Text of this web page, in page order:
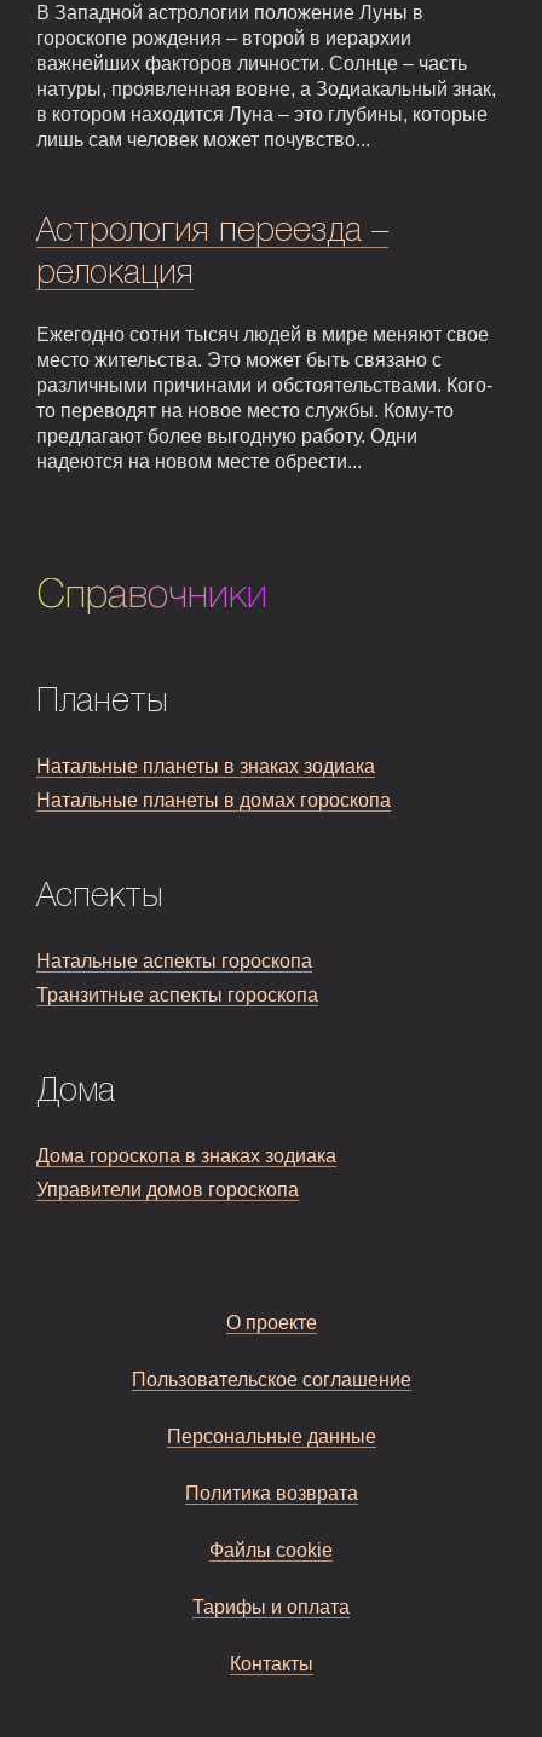
В Западной астрологии положение Луны в
гороскопе рождения – второй в иерархии
важнейших факторов личности. Солнце – часть
натуры, проявленная вовне, а Зодиакальный знак,
в котором находится Луна – это глубины, которые
лишь сам человек может почувство...
Астрология переезда –
релокация
Ежегодно сотни тысяч людей в мире меняют свое
место жительства. Это может быть связано с
различными причинами и обстоятельствами. Кого-
то переводят на новое место службы. Кому-то
предлагают более выгодную работу. Одни
надеются на новом месте обрести...
Справочники
Планеты
Натальные планеты в знаках зодиака
Натальные планеты в домах гороскопа
Аспекты
Натальные аспекты гороскопа
Транзитные аспекты гороскопа
Дома
Дома гороскопа в знаках зодиака
Управители домов гороскопа
О проекте
Пользовательское соглашение
Персональные данные
Политика возврата
Файлы cookie
Тарифы и оплата
Контакты